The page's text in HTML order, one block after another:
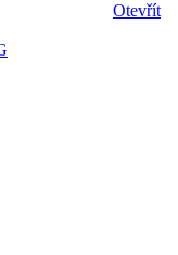
Otevřít